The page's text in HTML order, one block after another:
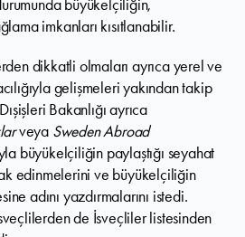
büyükelçiliğin,
imkanları kısıtlanabilir.
dikkatli olmaları ayrıca yerel ve
gelişmeleri yakından takip
Bakanlığı ayrıca
veya Sweden Abroad
büyükelçiliğin paylaştığı seyahat
edinmelerini ve büyükelçiliğin
adını yazdırmalarını istedi.
de İsveçliler listesinden